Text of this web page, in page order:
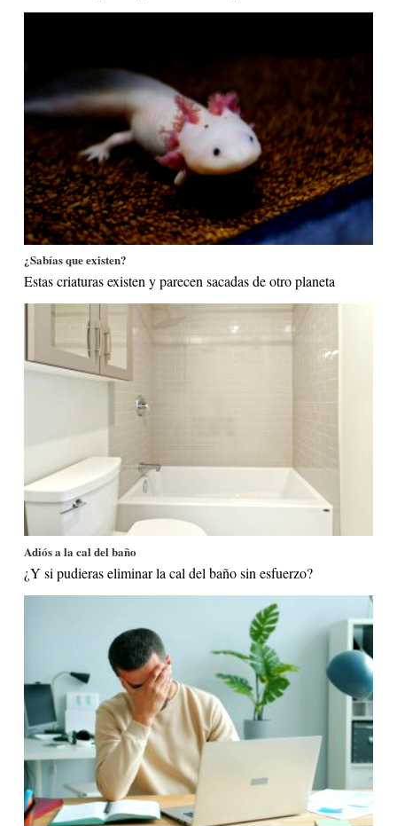
¿Sabías que existen?
Estas criaturas existen y parecen sacadas de otro planeta
Adiós a la cal del baño
¿Y si pudieras eliminar la cal del baño sin esfuerzo?